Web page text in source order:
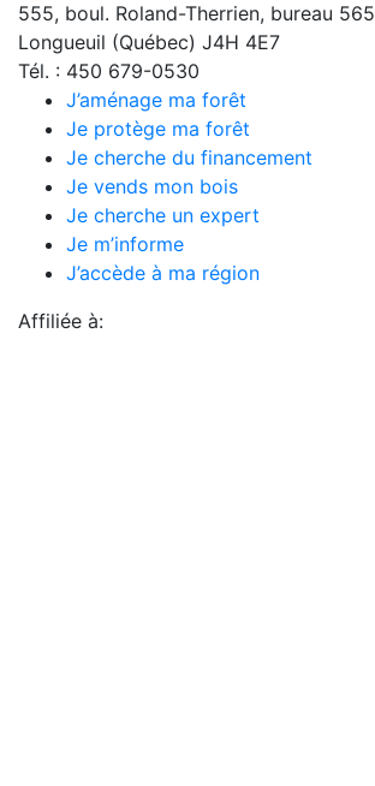
555, boul. Roland-Therrien, bureau 565
Longueuil (Québec) J4H 4E7
Tél. : 450 679-0530
J’aménage ma forêt
Je protège ma forêt
Je cherche du financement
Je vends mon bois
Je cherche un expert
Je m’informe
J’accède à ma région
Affiliée à: